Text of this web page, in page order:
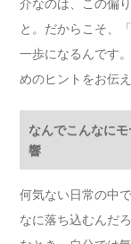
と。だからこそ、
一歩になるんです
めのヒントをお伝
なんでこんなに
響
何気ない日常の中
なに落ち込むんだ